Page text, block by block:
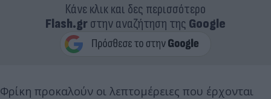
Κάνε κλικ και δες περισσότερο
Flash.grστην αναζήτηση της Google
Φρίκη προκαλούν οι λεπτομέρειες που έρχονται